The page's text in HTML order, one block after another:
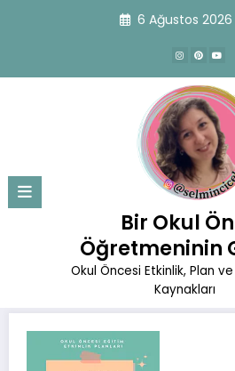
6 Ağustos 2026
Bir Okul
Öğretmeninin
Okul Öncesi Etkinlik, Plan
Kaynakları
23.12.2022
Başlangıç Okul Öncesi Eğitim
23.12.2022